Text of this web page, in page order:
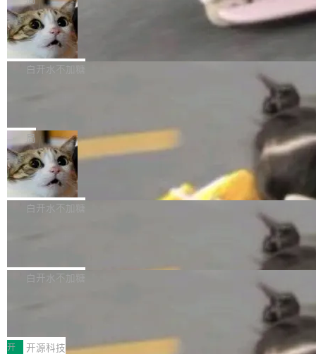
l 迁移或唤醒时，新宿主从 S3 恢复 SQLite 数据
库继续执行。存储库是持久化的唯一真相...
te 17 Pro、OPPO K15，要么是vivo X300 E这
样的次旗舰。 Galaxy Z Fold8 Ultra / Z Fold8 /
Z Flip8三款折叠屏新机均在7月22日发布，且全
部搭载骁龙8 Elite Gen5 for Galaxy，它们本该
本控制系统。目前处于 Early Access 阶段。 De
ltaDB 的核心思路直接写在 landing page 最显
眼的位置：「Software is made between com
mits」——软件是在 commit 之间写出来的。git
是把这段空隙补上。 回退到任何一次编辑：Delt
aDB 捕获 commit 之间的每一次操作，...
SpaceXAI 单季资本开支达 183 亿美元
根据风险投资人Tomer Tunguz 博客（VC 分
析）披露的最新分析与第二季度业绩报告，Spac
微软同期总资本开支的四成。 与亚马逊、Alpha
bet、微软以及 Meta 等传统科技巨头相比，Spa
ceXAI的资金消耗速度尤为引人瞩目。然而，支
撑庞大支出的资金来源却呈现出截然不同的面
貌。数据显示，微软和 Meta 主要依托充沛的经
白开水不加糖
一个在终端里运行的编程 agent；Muse Spark
1.2，驱动这个 agent 的新模型。一句话概括：
你可以用 curl -fsSL https://dev.meta.ai/install.
sh | bash 安装一个能在大项目里自动规划、写
代码、验证结果的 AI 终端工具。 据介绍，Muse
个主 agent 循环，外加一组后台 agent。这些后
局
美团开源 LoHoSearch，用知识图谱校
准 AI 能力认知
机器出题的前提，是让机器拥有全局视野。整个
构建流程可以分为四个环节：建图 → 控制难度
白开水不加糖
库，并将作为transport接入Mooncake TENT。
MPComm将作为一种传输引擎接入Mooncake T
白开水不加糖
型案例入选名单》，深信服“面向企业研发场景的
开 开源科技